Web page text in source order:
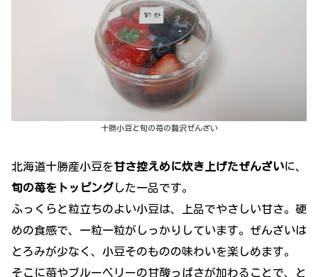
十勝小豆と旬の苺の贅沢ぜんざい
北海道十勝産小豆を甘さ控えめに炊き上げたぜんざいに、
旬の苺をトッピングした一品です。
ふっくらと粒立ちのよい小豆は、上品でやさしい甘さ。硬
めの食感で、一粒一粒がしっかりしています。ぜんざいは
とろみが少なく、小豆そのものの味わいを楽しめます。
そこに苺やブルーベリーの甘酸っぱさが加わることで、と